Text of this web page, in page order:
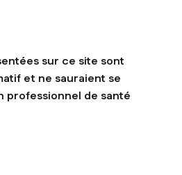
sur ce site sont
et ne sauraient se
professionnel de santé